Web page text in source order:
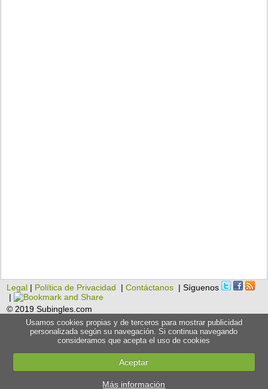
Legal | Política de Privacidad |Contáctanos | Síguenos
|
© 2019 Subingles.com
Usamos cookies propias y de terceros para mostrar publicidad
personalizada según su navegación. Si continua navegando
consideramos que acepta el uso de cookies
Aceptar
Más información